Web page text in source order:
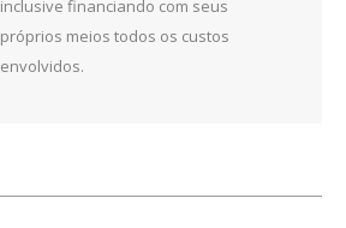
inclusive financiando com seus
próprios meios todos os custos
envolvidos.